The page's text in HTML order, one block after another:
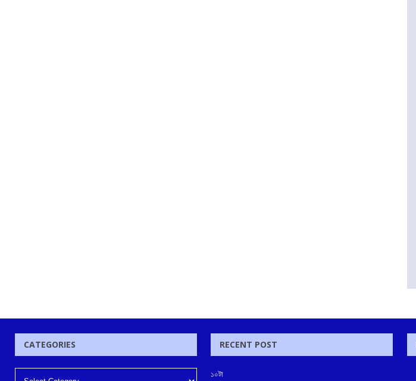
CATEGORIES RECENT POST
১০টা